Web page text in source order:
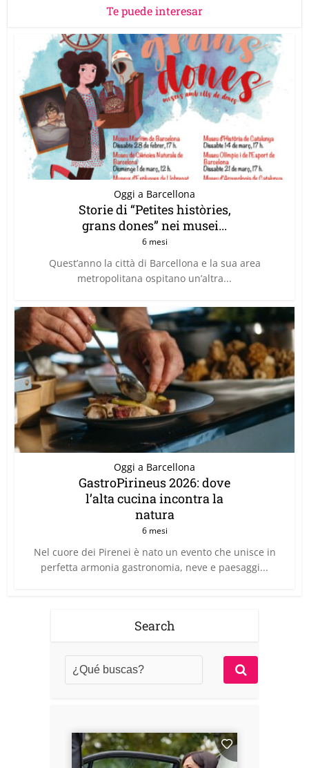
Te puede interesar
Oggi a Barcellona
Storie di “Petites històries,
grans dones” nei musei...
6 mesi
Quest’anno la città di Barcellona e la sua area
metropolitana ospitano un’altra...
Oggi a Barcellona
GastroPirineus 2026: dove
l’alta cucina incontra la
natura
6 mesi
Nel cuore dei Pirenei è nato un evento che unisce in
perfetta armonia gastronomia, neve e paesaggi...
Search